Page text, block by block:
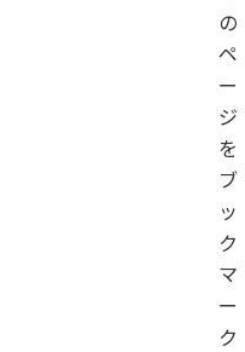
の
ペ
ー
ジ
を
ブ
ッ
ク
マ
ー
ク